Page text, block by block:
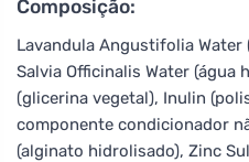
Composição:
Lavandula Angustifolia Water
Salvia Officinalis Water (água
(glicerina vegetal), Inulin
componente condicionador
(alginato hidrolisado), Zinc